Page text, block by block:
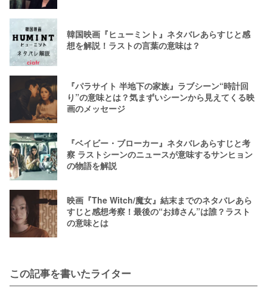
韓国映画『ヒューミント』ネタバレあらすじと感
想を解説！ラストの言葉の意味は？
『パラサイト 半地下の家族』ラブシーン“時計回
り”の意味とは？気まずいシーンから見えてくる映
画のメッセージ
『ベイビー・ブローカー』ネタバレあらすじと考
察 ラストシーンのニュースが意味するサンヒョン
の物語を解説
映画『The Witch/魔女』結末までのネタバレあら
すじと感想考察！最後の“お姉さん”は誰？ラスト
の意味とは
この記事を書いたライター